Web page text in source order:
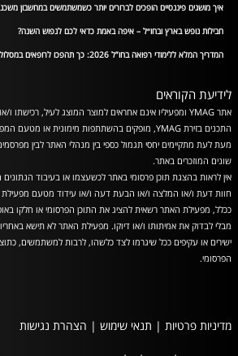
איך מושגים פיננסיים הופכים לברורים יותר כשמשתמשים במחשבון
חבילות נופש בארץ ובחו״ל – איפה באמת כדאי לכם לנפוש השנה?
המדריך המלא ללימודי רפואה בחו”ל 2026: כך תהפכו לרופאים במסלול הבטוח ביותר
לידיעת הקוראים
אתר YMAG ומפעיליו אינם אחראים למוצר המוצג לעיל, רכישתו ו/או כל שימוש בנוגע אליו.
התכנים בזירת YMAG, מופקים בהשתתפות מימונית או מטעם המפרסמים, שמוזכרים במסגרתם.
מעת לעת מתקיימים יחסי תגמול כספי בין מנהלי האתר לבין
שונים המוזכרים באתר.
אין לראות בהצגת תוכן פרסומי באתר לכשעצמו או בעיבוד
חוות דעת ו/או המלצה ו/או הבעת דעה ו/או עידוד מטעם
מבלי לבדוק את אמיתותו ו/או דיוקו. מפעילת האתר לא תישא
ישירים או עקיפים ככל שיגרמו לצד כלשהו, לרבות למשתמשים,
הפרסומי.
מדיניות פרטיות | תנאי שימוש | הצהרת נגישות